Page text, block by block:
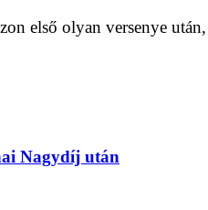
első olyan versenye után,
Nagydíj után